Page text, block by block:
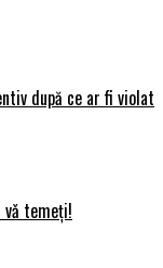
după ce ar fi violat
vǎ temeți!